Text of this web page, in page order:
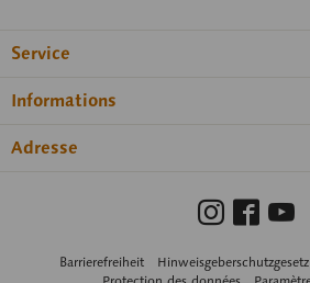
Service
Informations
Adresse
Barrierefreiheit Hinweisgeberschutzgesetz